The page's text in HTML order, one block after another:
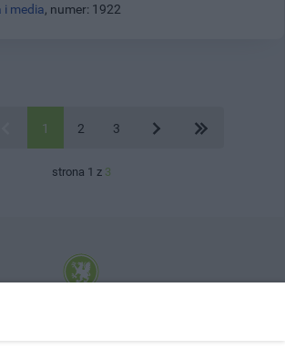
i media, numer: 1922
1 2 3
strona 1 z 3
Sp. z o.o. Internetowy Serwis Informacyjny Miasta